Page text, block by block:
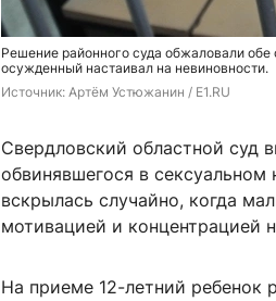
Решение районного суда обжаловали обе
осужденный настаивал на невиновности.
Источник: Артём Устюжанин / E1.RU
Свердловский областной суд
обвинявшегося в
вскрылась случайно, когда
мотивацией и концентрацией
На приеме 12-летний ребенок